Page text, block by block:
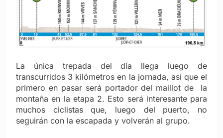
La única trepada del día llega luego de
transcurridos 3 kilómetros en la jornada, así que el
primero en pasar será portador del maillot de la
montaña en la etapa 2. Esto será interesante para
muchos ciclistas que, luego del puerto, no
seguirán con la escapada y volverán al grupo.